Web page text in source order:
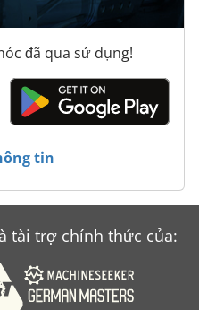
đã qua sử dụng!
tin
tài trợ chính thức của: